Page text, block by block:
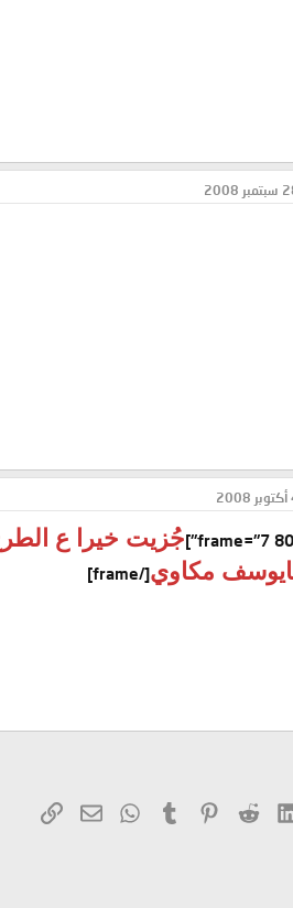
2008
جُزيت خيرا ع
مكاوي[/frame]
LinkedIn
Reddit
Pinterest
Tumblr
WhatsApp
البريد